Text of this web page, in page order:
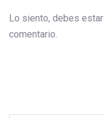
Lo siento, debes estar
comentario.